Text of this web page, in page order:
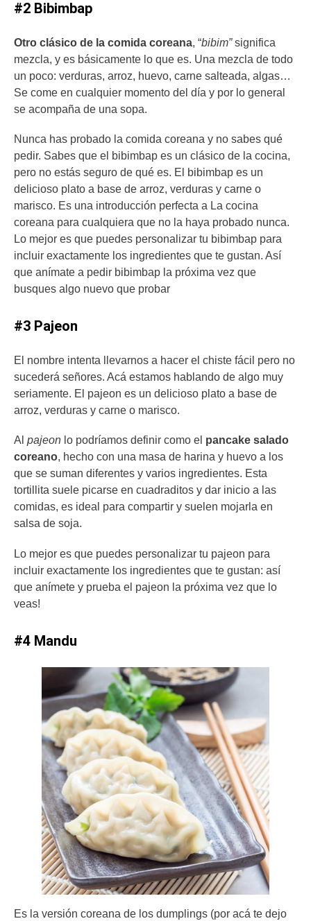
#2 Bibimbap
Otro clásico de la comida coreana, “bibim”significa
mezcla, y es básicamente lo que es. Una mezcla de todo
un poco: verduras, arroz, huevo, carne salteada, algas…
Se come en cualquier momento del día y por lo general
se acompaña de una sopa.
Nunca has probado la comida coreana y no sabes qué
pedir. Sabes que el bibimbap es un clásico de la cocina,
pero no estás seguro de qué es. El bibimbap es un
delicioso plato a base de arroz, verduras y carne o
marisco. Es una introducción perfecta a La cocina
coreana para cualquiera que no la haya probado nunca.
Lo mejor es que puedes personalizar tu bibimbap para
incluir exactamente los ingredientes que te gustan. Así
que anímate a pedir bibimbap la próxima vez que
busques algo nuevo que probar
#3 Pajeon
El nombre intenta llevarnos a hacer el chiste fácil pero no
sucederá señores. Acá estamos hablando de algo muy
seriamente. El pajeon es un delicioso plato a base de
arroz, verduras y carne o marisco.
Al pajeon lo podríamos definir como el pancake salado
coreano, hecho con una masa de harina y huevo a los
que se suman diferentes y varios ingredientes. Esta
tortillita suele picarse en cuadraditos y dar inicio a las
comidas, es ideal para compartir y suelen mojarla en
salsa de soja.
Lo mejor es que puedes personalizar tu pajeon para
incluir exactamente los ingredientes que te gustan: así
que anímete y prueba el pajeon la próxima vez que lo
veas!
#4 Mandu
Es la versión coreana de los dumplings (por acá te dejo